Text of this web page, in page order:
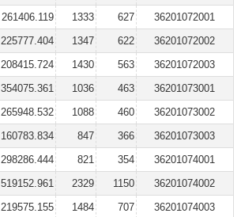
261406.119 1333 627
36201072001
225777.404 1347 622
36201072002
208415.724 1430 563
36201072003
354075.361 1036 463
36201073001
265948.532 1088 460
36201073002
160783.834 847 366
36201073003
298286.444 821 354
36201074001
519152.961 2329 1150
36201074002
219575.155 1484 707 36201074003